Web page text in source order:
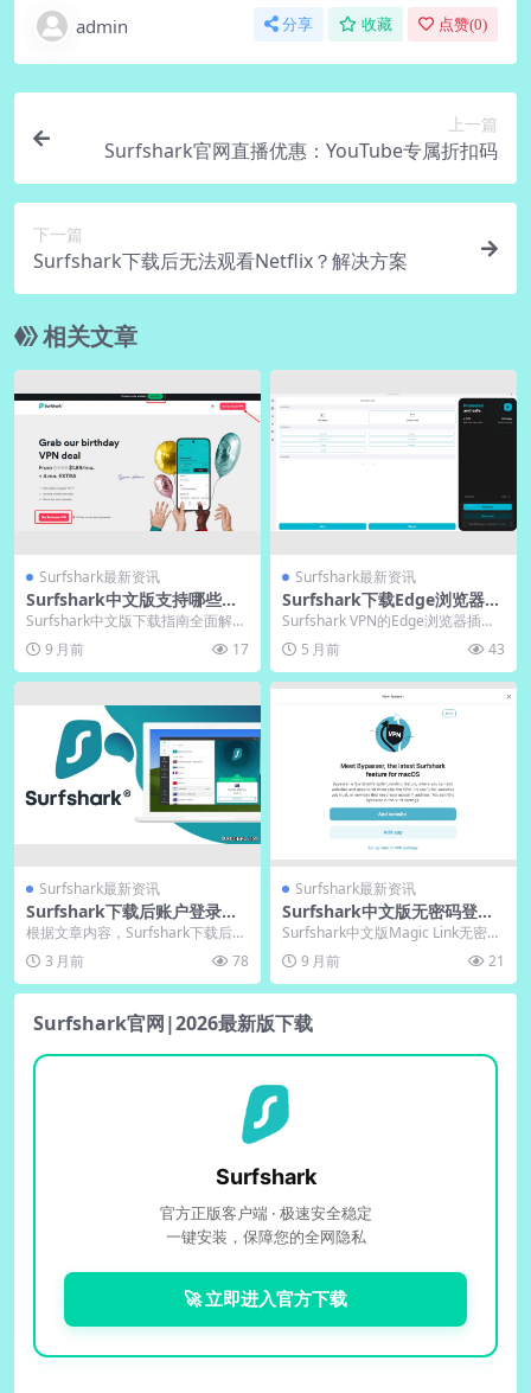
admin 分享 收藏 点赞(0)
上一篇
Surfshark官网直播优惠：YouTube专属折扣码
下一篇
Surfshark下载后无法观看Netflix？解决方案
相关文章
Surfshark最新资讯
Surfshark中文版支持哪些设
备？兼容性一览
Surfshark中文版下载指南全面解
析，从官网获取到电脑版兼容性分
析，帮助用户...
9 月前 17
Surfshark最新资讯
Surfshark下载Edge浏览器插
件兼容性测试结果
Surfshark VPN的Edge浏览器插件
在最新版本Microsoft Ed...
5 月前 43
Surfshark最新资讯
Surfshark下载后账户登录常
见问题解决方案
根据文章内容，Surfshark下载后账
户登录问题主要源于密码错误、账
户未激活或...
3 月前 78
Surfshark最新资讯
Surfshark中文版无密码登
录：Magic Link实测
Surfshark中文版Magic Link无密码
登录功能通过邮件验证彻底告别
密...9 月前 21
Surfshark官网|2026最新版下载
Surfshark
官方正版客户端 · 极速安全稳定
一键安装，保障您的全网隐私
🚀 立即进入官方下载